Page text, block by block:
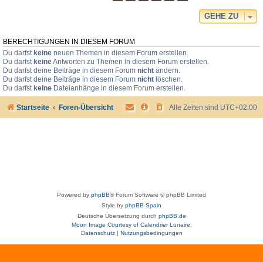
GEHE ZU
BERECHTIGUNGEN IN DIESEM FORUM
Du darfst keine neuen Themen in diesem Forum erstellen.
Du darfst keineAntworten zu Themen in diesem Forum erstellen.
Du darfst deine Beiträge in diesem Forum nicht ändern.
Du darfst deine Beiträge in diesem Forum nicht löschen.
Du darfst keine Dateianhänge in diesem Forum erstellen.
Startseite Foren-Übersicht Alle Zeiten sind UTC+02:00
Powered by phpBB® Forum Software © phpBB Limited
Style by phpBB Spain
Deutsche Übersetzung durch phpBB.de
Moon Image Courtesy of Calendrier Lunaire.
Datenschutz| Nutzungsbedingungen